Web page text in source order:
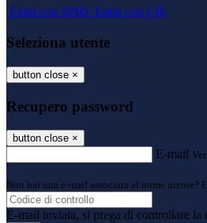
Entra con SPID Entra con CIE
Seleziona utente
button close ×
Recupero password
button close ×
E-mail
Non hai una e-mail associata al nome utente?
E-mail inviata, si prega di controllare la